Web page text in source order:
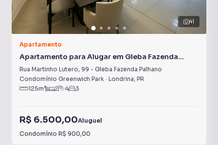
41
Apartamento
Apartamento para Alugar em Gleba Fazenda
Palhano
Rua Martinho Lutero, 99 - Gleba Fazenda Palhano
Condomínio Greenwich Park · Londrina, PR
125m² 2 4 3
R$ 6.500,00Aluguel
Condomínio R$ 900,00